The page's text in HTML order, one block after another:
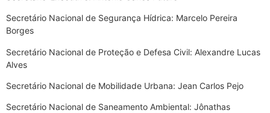
Secretário Nacional de Segurança Hídrica: Marcelo Pereira
Borges
Secretário Nacional de Proteção e Defesa Civil: Alexandre Lucas
Alves
Secretário Nacional de Mobilidade Urbana: Jean Carlos Pejo
Secretário Nacional de Saneamento Ambiental: Jônathas